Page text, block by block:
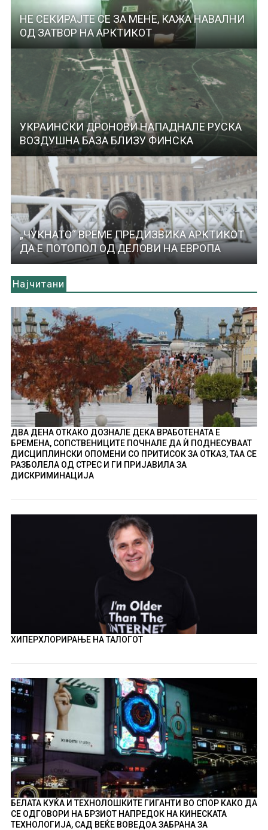
НЕ СЕКИРАЈТЕ СЕ ЗА МЕНЕ, КАЖА НАВАЛНИ
ОД ЗАТВОР НА АРКТИКОТ
УКРАИНСКИ ДРОНОВИ НАПАДНАЛЕ РУСКА
ВОЗДУШНА БАЗА БЛИЗУ ФИНСКА
„ЧУКНАТО“ ВРЕМЕ ПРЕДИЗВИКА АРКТИКОТ
ДА Е ПОТОПОЛ ОД ДЕЛОВИ НА ЕВРОПА
Најчитани
ДВА ДЕНА ОТКАКО ДОЗНАЛЕ ДЕКА ВРАБОТЕНАТА Е
БРЕМЕНА, СОПСТВЕНИЦИТЕ ПОЧНАЛЕ ДА Ѝ ПОДНЕСУВААТ
ДИСЦИПЛИНСКИ ОПОМЕНИ СО ПРИТИСОК ЗА ОТКАЗ, ТАА СЕ
РАЗБОЛЕЛА ОД СТРЕС И ГИ ПРИЈАВИЛА ЗА
ДИСКРИМИНАЦИЈА
ХИПЕРХЛОРИРАЊЕ НА ТАЛОГОТ
БЕЛАТА КУЌА И ТЕХНОЛОШКИТЕ ГИГАНТИ ВО СПОР КАКО ДА
СЕ ОДГОВОРИ НА БРЗИОТ НАПРЕДОК НА КИНЕСКАТА
ТЕХНОЛОГИЈА, САД ВЕЌЕ ВОВЕДОА ЗАБРАНА ЗА